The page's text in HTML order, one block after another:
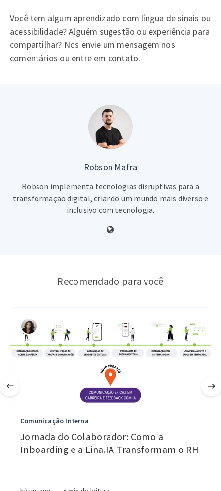
Você tem algum aprendizado com língua de sinais ou
acessibilidade? Alguém sugestão ou experiência para
compartilhar? Nos envie um mensagem nos
comentários ou entre em contato.
Robson Mafra
Robson implementa tecnologias disruptivas para a
transformação digital, criando um mundo mais diverso e
inclusivo com tecnologia.
Recomendado para você
Comunicação Interna
Jornada do Colaborador: Como a
Inboarding e a Lina.IA Transformam o RH